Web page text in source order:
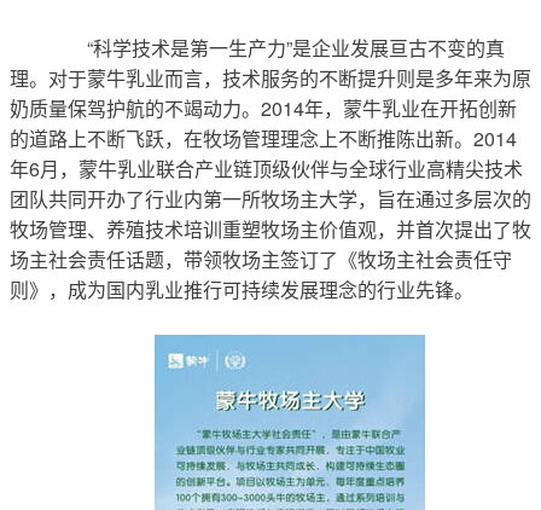
理。对于蒙牛乳业而言，技术服务的不断提升则是多年来为原
奶质量保驾护航的不竭动力。2014年，蒙牛乳业在开拓创新
的道路上不断飞跃，在牧场管理理念上不断推陈出新。2014
年6月，蒙牛乳业联合产业链顶级伙伴与全球行业高精尖技术
团队共同开办了行业内第一所牧场主大学，旨在通过多层次的
牧场管理、养殖技术培训重塑牧场主价值观，并首次提出了牧
场主社会责任话题，带领牧场主签订了《牧场主社会责任守
则》，成为国内乳业推行可持续发展理念的行业先锋。